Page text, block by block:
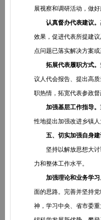
展视察和调研活动，做好
认真督办代表建议。
效果，促进代表所提建
点问题已落实解决方案或
拓展代表履职方式。
议人代会报告、提出高
职热情，拓宽代表参政督
加强基层工作指导。
性地提出加强改进乡镇
五、切实加强自身
坚持以解放思想大讨论
力和整体工作水平。
加强理论和业务学习
面的思路。完善并坚持
神，学习中央、省市委